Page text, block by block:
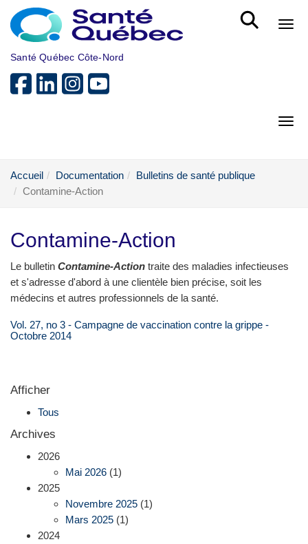
Aller au menu principal
Santé Québec Côte-Nord
Accueil Documentation
Bulletins de santé publique
Contamine-Action
Contamine-Action
Le bulletin Contamine-Action traite des maladies infectieuses
et s'adresse d'abord à une clientèle bien précise, soit les
médecins et autres professionnels de la santé.
Vol. 27, no 3 - Campagne de vaccination contre la grippe -
Octobre 2014
Afficher
Tous
Archives
2026
Mai 2026 (1)
2025
Novembre 2025 (1)
Mars 2025 (1)
2024